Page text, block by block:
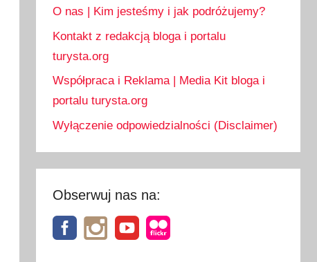
O nas | Kim jesteśmy i jak podróżujemy?
Kontakt z redakcją bloga i portalu
turysta.org
Współpraca i Reklama | Media Kit bloga i
portalu turysta.org
Wyłączenie odpowiedzialności (Disclaimer)
Obserwuj nas na: